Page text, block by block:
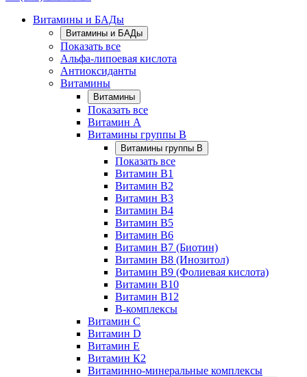
Витамины и БАДы
Витамины и БАДы
Показать все
Альфа-липоевая кислота
Антиоксиданты
Витамины
Витамины
Показать все
Витамин A
Витамины группы B
Витамины группы B
Показать все
Витамин B1
Витамин B2
Витамин B3
Витамин B4
Витамин B5
Витамин B6
Витамин B7 (Биотин)
Витамин B8 (Инозитол)
Витамин B9 (Фолиевая кислота)
Витамин B10
Витамин B12
B-комплексы
Витамин C
Витамин D
Витамин E
Витамин К2
Витаминно-минеральные комплексы